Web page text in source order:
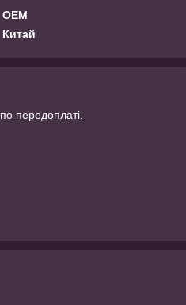
OEM
Китай
передоплаті.